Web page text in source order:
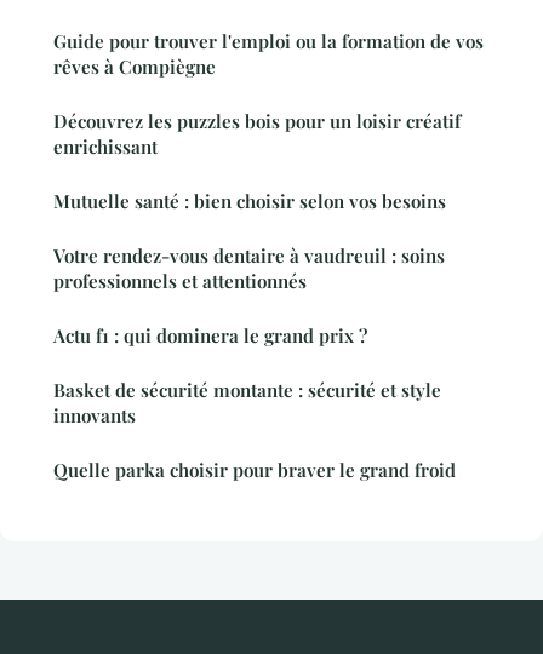
Guide pour trouver l'emploi ou la formation de vos
rêves à Compiègne
Découvrez les puzzles bois pour un loisir créatif
enrichissant
Mutuelle santé : bien choisir selon vos besoins
Votre rendez-vous dentaire à vaudreuil : soins
professionnels et attentionnés
Actu f1 : qui dominera le grand prix ?
Basket de sécurité montante : sécurité et style
innovants
Quelle parka choisir pour braver le grand froid